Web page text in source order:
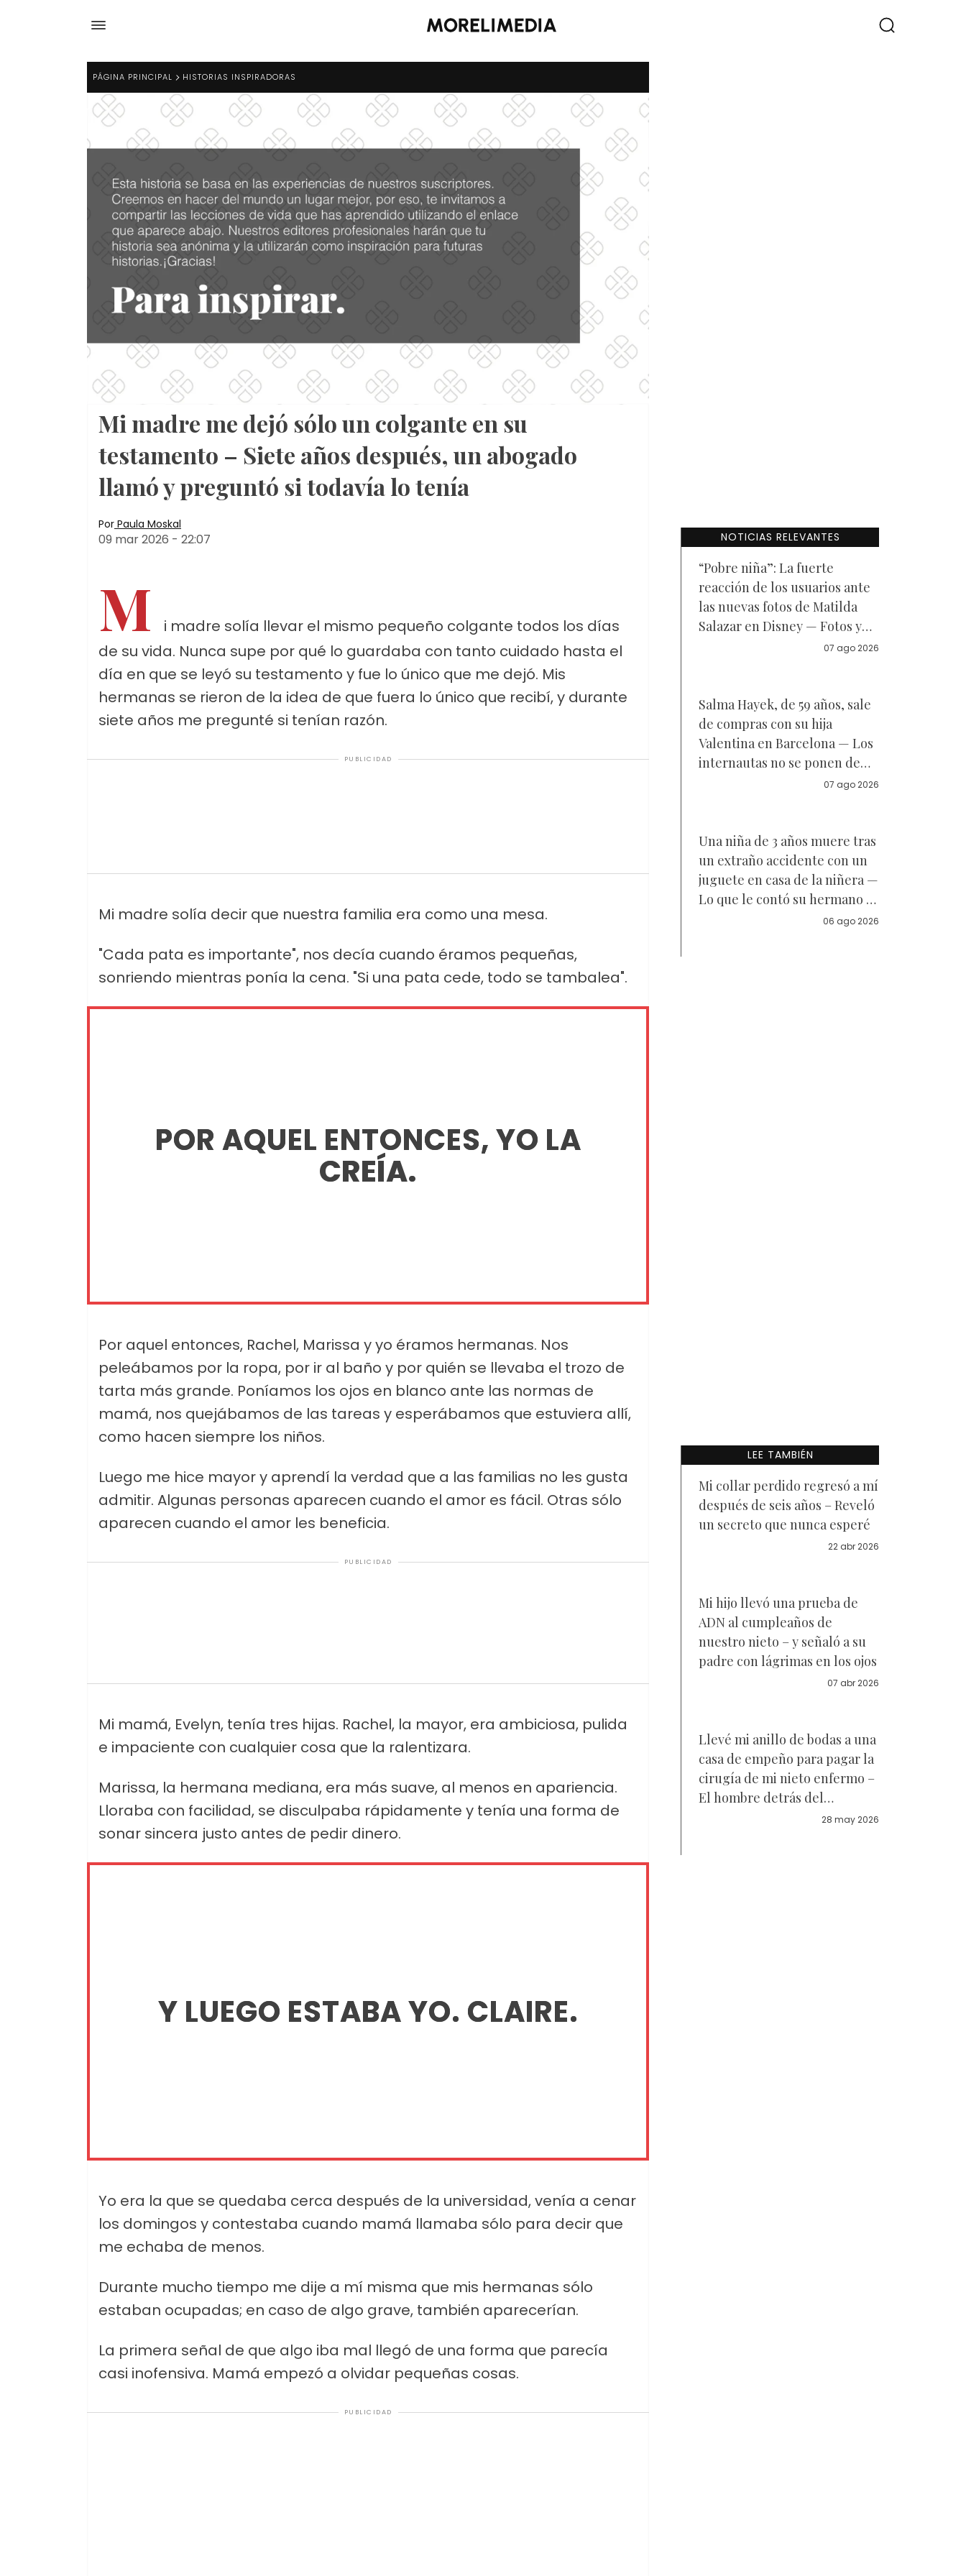
PÁGINA PRINCIPAL HISTORIAS INSPIRADORAS
Mi madre me dejó sólo un colgante en su
testamento – Siete años después, un abogado
llamó y preguntó si todavía lo tenía
Por Paula Moskal
09 mar 2026 - 22:07
M
i madre solía llevar el mismo pequeño colgante todos los días
de su vida. Nunca supe por qué lo guardaba con tanto cuidado hasta el
día en que se leyó su testamento y fue lo único que me dejó. Mis
hermanas se rieron de la idea de que fuera lo único que recibí, y durante
siete años me pregunté si tenían razón.
PUBLICIDAD
Mi madre solía decir que nuestra familia era como una mesa.
"Cada pata es importante", nos decía cuando éramos pequeñas,
sonriendo mientras ponía la cena. "Si una pata cede, todo se tambalea".
POR AQUEL ENTONCES, YO LA
CREÍA.
Por aquel entonces, Rachel, Marissa y yo éramos hermanas. Nos
peleábamos por la ropa, por ir al baño y por quién se llevaba el trozo de
tarta más grande. Poníamos los ojos en blanco ante las normas de
mamá, nos quejábamos de las tareas y esperábamos que estuviera allí,
como hacen siempre los niños.
Luego me hice mayor y aprendí la verdad que a las familias no les gusta
admitir. Algunas personas aparecen cuando el amor es fácil. Otras sólo
aparecen cuando el amor les beneficia.
PUBLICIDAD
Mi mamá, Evelyn, tenía tres hijas. Rachel, la mayor, era ambiciosa, pulida
e impaciente con cualquier cosa que la ralentizara.
Marissa, la hermana mediana, era más suave, al menos en apariencia.
Lloraba con facilidad, se disculpaba rápidamente y tenía una forma de
sonar sincera justo antes de pedir dinero.
Y LUEGO ESTABA YO. CLAIRE.
Yo era la que se quedaba cerca después de la universidad, venía a cenar
los domingos y contestaba cuando mamá llamaba sólo para decir que
me echaba de menos.
Durante mucho tiempo me dije a mí misma que mis hermanas sólo
estaban ocupadas; en caso de algo grave, también aparecerían.
La primera señal de que algo iba mal llegó de una forma que parecía
casi inofensiva. Mamá empezó a olvidar pequeñas cosas.
PUBLICIDAD
NOTICIAS RELEVANTES
“Pobre niña”: La fuerte
reacción de los usuarios ante
las nuevas fotos de Matilda
Salazar en Disney — Fotos y
07 ago 2026
Salma Hayek, de 59 años, sale
de compras con su hija
Valentina en Barcelona — Los
internautas no se ponen de
acuerdo sobre a quién se07 ago 2026
Una niña de 3 años muere tras
un extraño accidente con un
juguete en casa de la niñera —
Lo que le contó su hermano a
06 ago 2026
LEE TAMBIÉN
Mi collar perdido regresó a mí
después de seis años – Reveló
un secreto que nunca esperé
22 abr 2026
Mi hijo llevó una prueba de
ADN al cumpleaños de
nuestro nieto – y señaló a su
padre con lágrimas en los ojos
07 abr 2026
Llevé mi anillo de bodas a una
casa de empeño para pagar la
cirugía de mi nieto enfermo –
El hombre detrás del
mostrador de repente28 may 2026